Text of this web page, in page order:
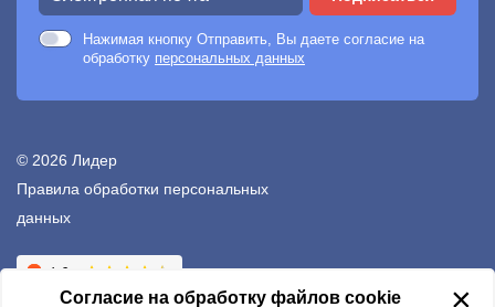
Нажимая кнопку Отправить, Вы даете согласие на
обработку персональных данных
© 2026 Лидер
Правила обработки персональных
данных
Согласие на обработку файлов cookie